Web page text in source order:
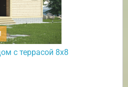
с террасой 8х8